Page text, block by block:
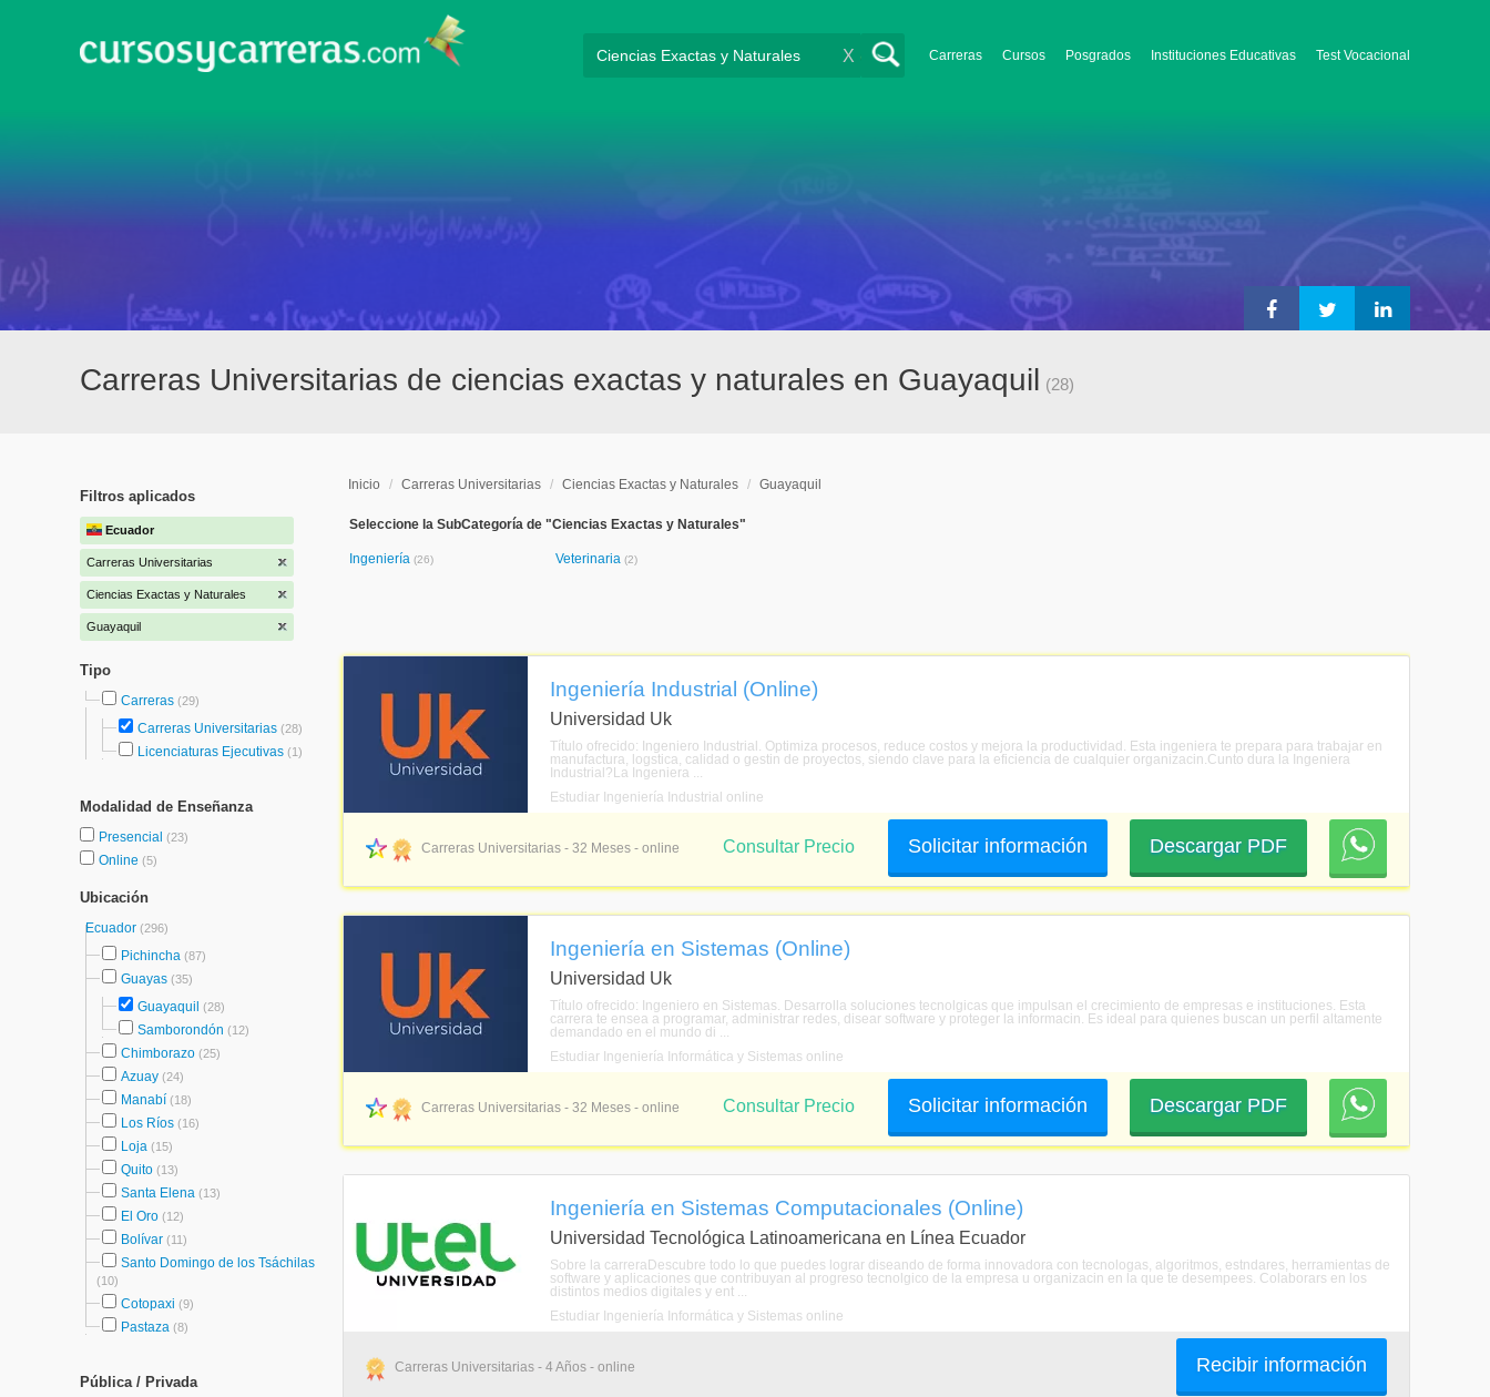
Carreras Cursos Posgrados Instituciones Educativas Test Vocacional
X
Carreras Universitarias de ciencias exactas y naturales en Guayaquil (28)
Filtros aplicados
Ecuador
Carreras Universitarias
Ciencias Exactas y Naturales
Guayaquil
Tipo
Carreras (29)
Carreras Universitarias (28)
Licenciaturas Ejecutivas (1)
Modalidad de Enseñanza
Presencial (23)
Online (5)
Ubicación
Ecuador (296)
Pichincha (87)
Guayas (35)
Guayaquil (28)
Samborondón (12)
Chimborazo (25)
Azuay (24)
Manabí (18)
Los Ríos (16)
Loja (15)
Quito (13)
Santa Elena (13)
El Oro (12)
Bolívar (11)
Santo Domingo de los Tsáchilas
(10)
Cotopaxi (9)
Pastaza (8)
Pública / Privada
Inicio / Carreras Universitarias / Ciencias Exactas y Naturales / Guayaquil
Seleccione la SubCategoría de "Ciencias Exactas y Naturales"
Ingeniería (26) Veterinaria (2)
Ingeniería Industrial (Online)
Universidad Uk
Título ofrecido: Ingeniero Industrial. Optimiza procesos, reduce costos y mejora la productividad. Esta ingeniera te prepara para trabajar en
manufactura, logstica, calidad o gestin de proyectos, siendo clave para la eficiencia de cualquier organizacin.Cunto dura la Ingeniera
Industrial?La Ingeniera ...
Estudiar Ingeniería Industrial online
Carreras Universitarias - 32 Meses - online Descargar PDF
Solicitar información
Consultar Precio
Ingeniería en Sistemas (Online)
Universidad Uk
Título ofrecido: Ingeniero en Sistemas. Desarrolla soluciones tecnolgicas que impulsan el crecimiento de empresas e instituciones. Esta
carrera te ensea a programar, administrar redes, disear software y proteger la informacin. Es ideal para quienes buscan un perfil altamente
demandado en el mundo di ...
Estudiar Ingeniería Informática y Sistemas online
Carreras Universitarias - 32 Meses - online Descargar PDF
Solicitar información
Consultar Precio
Ingeniería en Sistemas Computacionales (Online)
Universidad Tecnológica Latinoamericana en Línea Ecuador
Sobre la carreraDescubre todo lo que puedes lograr diseando de forma innovadora con tecnologas, algoritmos, estndares, herramientas de
software y aplicaciones que contribuyan al progreso tecnolgico de la empresa u organizacin en la que te desempees. Colaborars en los
distintos medios digitales y ent ...
Estudiar Ingeniería Informática y Sistemas online
Carreras Universitarias - 4 Años - online Recibir información